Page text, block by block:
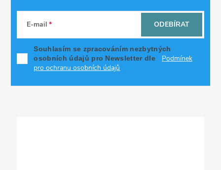
E-mail
Souhlasím se zpracováním nezbytných
osobních údajů pro Newsletter dle
Podmínek
pro ochranu osobních údajů
ODEBÍRAT